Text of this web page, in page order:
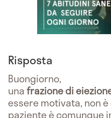
Risposta
Buongiorno,
unafrazione di
essere motivata, non
paziente è comunque